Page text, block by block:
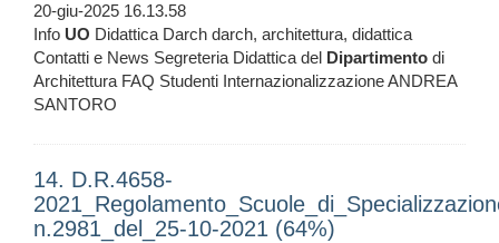
20-giu-2025 16.13.58
Info UO Didattica Darch darch, architettura, didattica
Contatti e News Segreteria Didattica del Dipartimento di
Architettura FAQ Studenti Internazionalizzazione ANDREA
SANTORO
14. D.R.4658-
n.2981_del_25-10-2021 (64%)